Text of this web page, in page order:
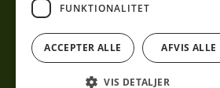
Få seneste nyt
FUNKTIONALITET
ACCEPTER ALLE AFVIS ALLE
VIS DETALJER